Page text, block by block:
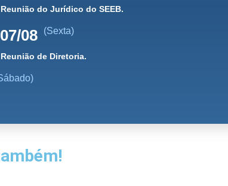
do Jurídico do SEEB.
07/08 (Sexta)
de Diretoria.